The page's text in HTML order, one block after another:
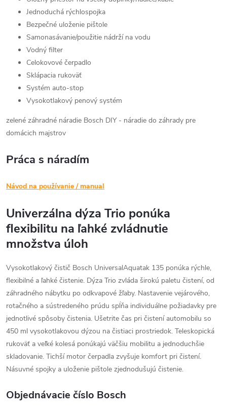
Jednoduchá rýchlospojka
Bezpečné uloženie pištole
Samonasávanie/použitie nádrží na vodu
Vodný filter
Celokovové čerpadlo
Sklápacia rukoväť
Systém auto-stop
Vysokotlakový penový systém
zelené záhradné náradie Bosch DIY - náradie do záhrady pre
domácich majstrov
Práca s náradím
Návod na používanie / manual
Univerzálna dýza Trio ponúka
flexibilitu na ľahké zvládnutie
množstva úloh
Vysokotlakový čistič Bosch UniversalAquatak 135 ponúka rýchle,
flexibilné a ľahké čistenie. Dýza Trio zvláda širokú paletu čistení, od
záhradného nábytku po odkvapové žľaby. Nastavenie vejárového,
rotačného a sústredeného prúdu spĺňa individuálne požiadavky pre
jednotlivé spôsoby čistenia. Ušetrite čas pri čistení automobilu so
450 ml vysokotlakovou dýzou na čistiaci prostriedok. Teleskopická
rukoväť a veľké kolesá ponúkajú väčšiu mobilitu a jednoduchšie
skladovanie. Tichší motor čerpadla zvyšuje komfort pri čistení.
Násuvné spojky a uloženie pištole zjednodušujú čistenie.
Objednávacie číslo Bosch